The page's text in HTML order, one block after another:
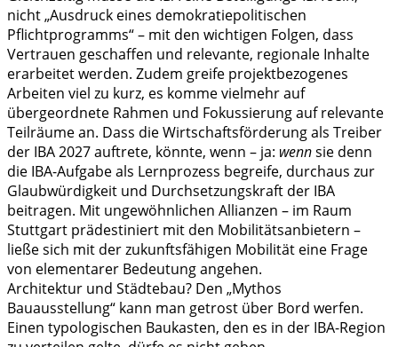
nicht „Ausdruck eines demokratiepolitischen
Pflichtprogramms“ – mit den wichtigen Folgen, dass
Vertrauen geschaffen und relevante, regionale Inhalte
erarbeitet werden. Zudem greife projektbezogenes
Arbeiten viel zu kurz, es komme vielmehr auf
übergeordnete Rahmen und Fokussierung auf relevante
Teilräume an. Dass die Wirtschaftsförderung als Treiber
der IBA 2027 auftrete, könnte, wenn – ja: wennsie denn
die IBA-Aufgabe als Lernprozess begreife, durchaus zur
Glaubwürdigkeit und Durchsetzungskraft der IBA
beitragen. Mit ungewöhnlichen Allianzen – im Raum
Stuttgart prädestiniert mit den Mobilitätsanbietern –
ließe sich mit der zukunftsfähigen Mobilität eine Frage
von elementarer Bedeutung angehen.
Architektur und Städtebau? Den „Mythos
Bauausstellung“ kann man getrost über Bord werfen.
Einen typologischen Baukasten, den es in der IBA-Region